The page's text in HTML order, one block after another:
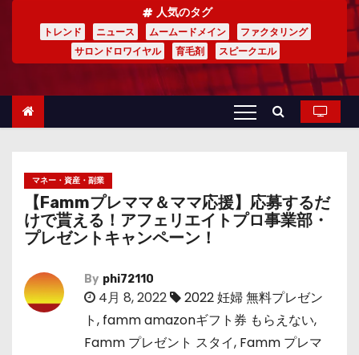
人気のタグ
トレンド ニュース ムームードメイン
ファクタリング
サロンドロワイヤル
育毛剤 スピークエル
マネー・資産・副業
【Fammプレママ＆ママ応援】応募するだ
けで貰える！アフェリエイトプロ事業部・
プレゼントキャンペーン！
By phi72110
4月 8, 2022
2022 妊婦 無料プレゼン
ト, famm amazonギフト券 もらえない,
Famm プレゼント スタイ, Famm プレマ